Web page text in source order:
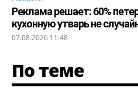
Реклама решает: 60%
кухонную утварь не
07.08.2026 11:48
По теме